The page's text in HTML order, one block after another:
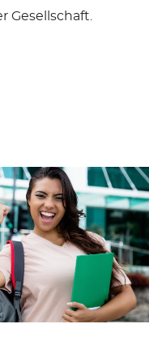
Gesellschaft.